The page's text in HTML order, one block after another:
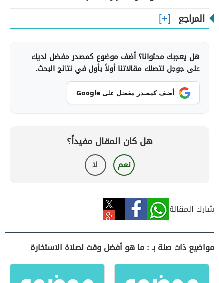
المراجع
هل يعجبك محتوانا؟ أضف موضوع كمصدر مفضل لديك
على جوجل لتصلك مقالاتنا أولاً بأول في نتائج البحث.
أضف كمصدر مفضل على Google
هل كان المقال مفيداً؟
نعم لا
شارك المقالة
مواضيع ذات صلة بـ : ما هو أفضل وقت لصلاة الاستخارة